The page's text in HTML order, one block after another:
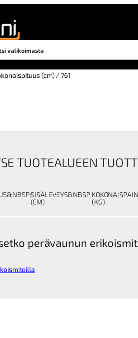
(cm) / 761
TUOTEALUEEN
SISÄLEVEYS&NBSP;
(CM)
(KG)
perävaunun